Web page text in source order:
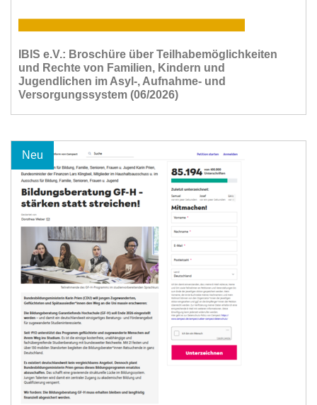
IBIS e.V.: Broschüre über Teilhabemöglichkeiten
und Rechte von Familien, Kindern und
Jugendlichen im Asyl-, Aufnahme- und
Versorgungssystem (06/2026)
Neu